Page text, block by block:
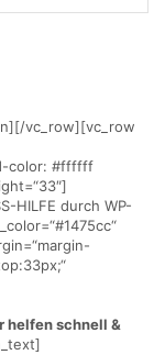
vc_row][vc_row
color: #ffffff
HILFE durch WP-
helfen schnell &